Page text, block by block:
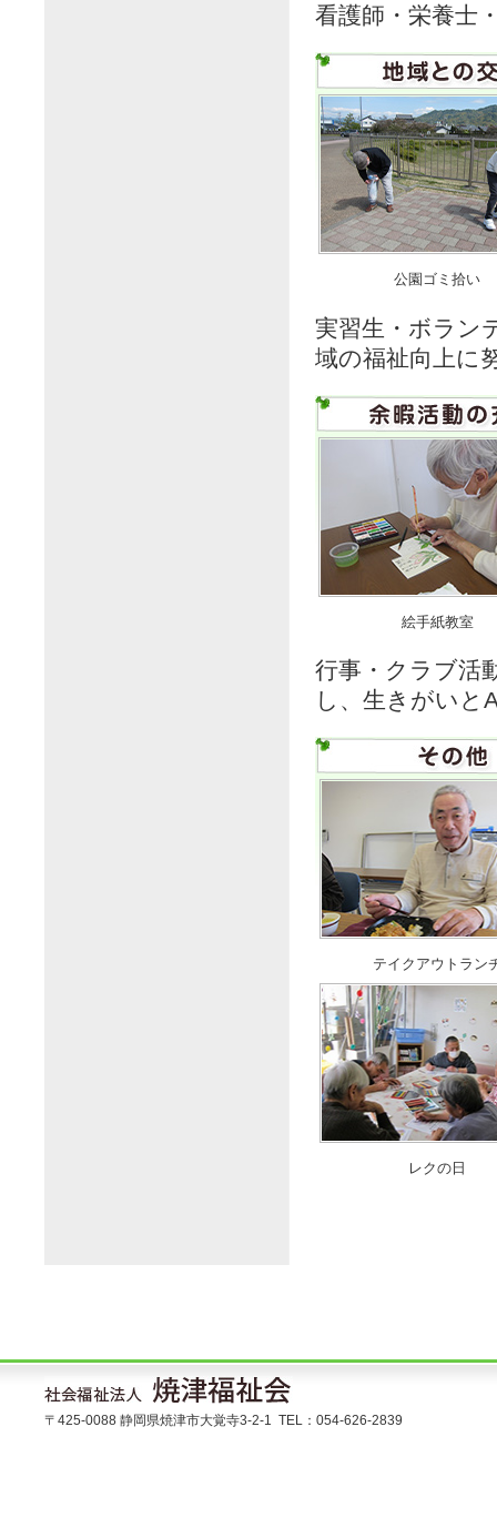
看護師・栄養士
公園ゴミ拾い
実習生・ボラン
域の福祉向上に
絵手紙教室
行事・クラブ活
し、生きがいと
テイクアウトラン
レクの日
〒425-0088 静岡県焼津市大覚寺3-2-1 TEL：054-626-2839